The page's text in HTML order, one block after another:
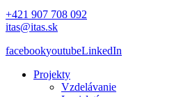
+421 907 708 092
itas@itas.sk
facebookyoutubeLinkedIn
Projekty
Vzdelávanie